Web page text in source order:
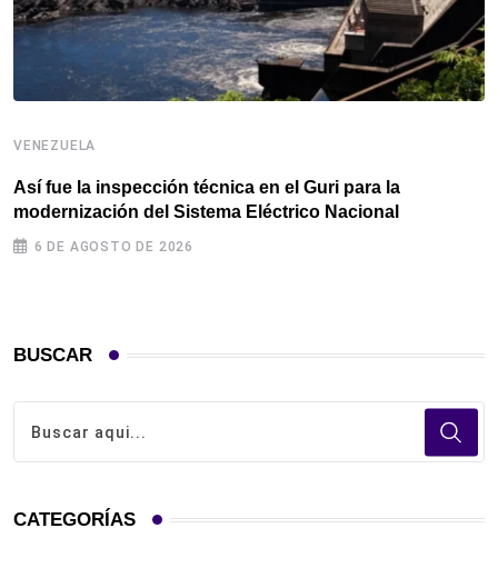
VENEZUELA
Así fue la inspección técnica en el Guri para la
modernización del Sistema Eléctrico Nacional
6 DE AGOSTO DE 2026
BUSCAR
CATEGORÍAS